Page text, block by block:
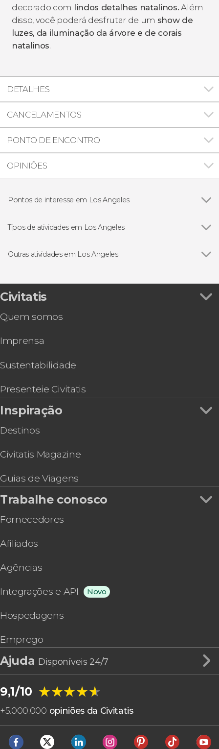
decorado com lindos detalhes natalinos. Além
disso, você poderá desfrutar de um show de
luzes, da iluminação da árvore e de corais
natalinos.
DETALHES
CANCELAMENTOS
PONTO DE ENCONTRO
OPINIÕES
Pontos de interesse em Los Angeles
Tipos de atividades em Los Angeles
Ingressos em Los Angeles
Esportivos
Ônibus turístico
Outras atividades em Los Angeles
Ingresso do Aquarium of The Pacific
Go City: Los Angeles All-Inclusive Pass
Free tour por Los Angeles
Visita guiada ao Observatório Griffith
Condado de Los Angeles
Los Angeles CityPASS®: Tour pelos estúdios
Warner Bros. + 3 atrações
Civitatis
Quem somos
Imprensa
Sustentabilidade
Presenteie Civitatis
Inspiração
Destinos
Civitatis Magazine
Guias de Viagens
Trabalhe conosco
Fornecedores
Afiliados
Agências
Integrações e API Novo
Hospedagens
Emprego
Ajuda Disponíveis 24/7
9,1/10 ★★★★★
★★★★★
+5.000.000 opiniões da Civitatis